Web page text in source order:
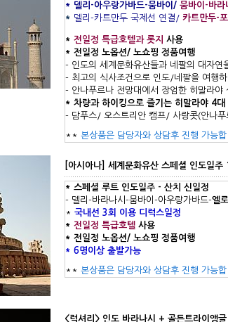
* 델리-아우랑가바드-뭄바이/ 뭄바이-바라
* 델리-카트만두 국제선 연결/ 카트만두-
* 전일정 특급호텔과 롯지 사용
* 전일정 노옵션/ 노쇼핑 정품여행
- 인도의 세계문화유산들과 네팔의 대자연
- 최고의 식사조건으로 인도/네팔을 여행
- 안나푸르나 전망대에서 장엄한 히말라야
* 차량과 하이킹으로 즐기는 히말라야 4대
- 담푸스/ 오스트리안 캠프/ 사랑콧(안나
** 본상품은 담당자와 상담후 진행 가능
[아시아나] 세계문화유산 스페셜 인도일주
* 스페셜 루트 인도일주 - 산치 신일정
- 델리-바라나시-뭄바이-아우랑가바드-엘
* 국내선 3회 이용 디럭스일정
* 전일정 특급호텔 사용
* 전일정 노옵션/ 노쇼핑 정품여행
* 6명이상 출발가능
** 본상품은 담당자와 상담후 진행 가능
<럭셔리> 인도 바라나시 + 골든트라이앵